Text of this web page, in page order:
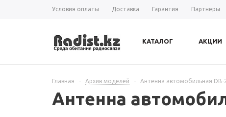
Условия оплаты Доставка Гарантия Партнеры
КАТАЛОГ АКЦИИ
Главная - Архив моделей - Антенна автомобильная DB-
Антенна